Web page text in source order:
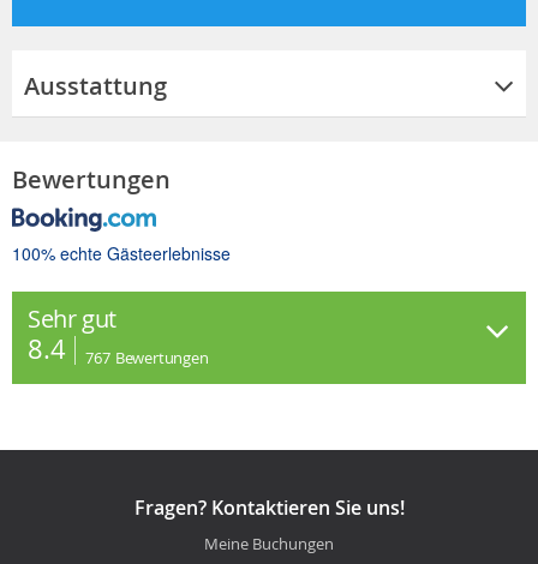
Ausstattung
Bewertungen
100% echte Gästeerlebnisse
Sehr gut
8.4 767 Bewertungen
Fragen? Kontaktieren Sie uns!
Meine Buchungen